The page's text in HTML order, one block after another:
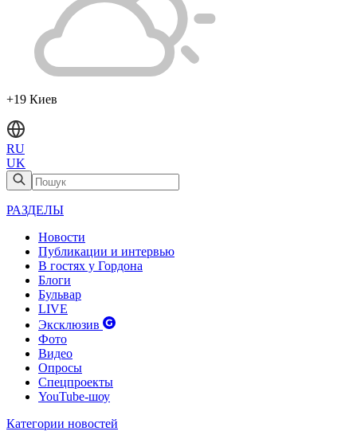
+19 Киев
RU
UK
РАЗДЕЛЫ
Новости
Публикации и интервью
В гостях у Гордона
Блоги
Бульвар
LIVE
Эксклюзив
Фото
Видео
Опросы
Спецпроекты
YouTube-шоу
Категории новостей